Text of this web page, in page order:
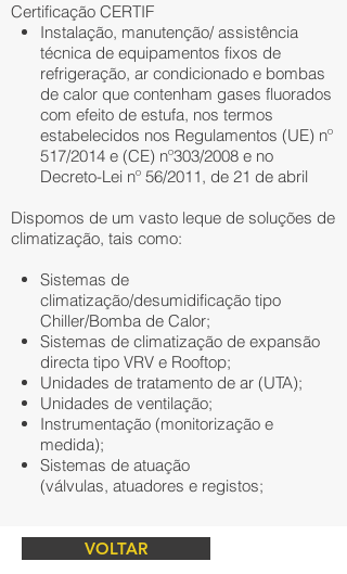
Certificação CERTIF
Instalação, manutenção/ assistência
técnica de equipamentos fixos de
refrigeração, ar condicionado e bombas
de calor que contenham gases fluorados
com efeito de estufa, nos termos
estabelecidos nos Regulamentos (UE) nº
517/2014 e (CE) nº303/2008 e no
Decreto-Lei nº 56/2011, de 21 de abril
Dispomos de um vasto leque de soluções de
climatização, tais como:
Sistemas de
climatização/desumidificação tipo
Chiller/Bomba de Calor;
Sistemas de climatização de expansão
directa tipo VRV e Rooftop;
Unidades de tratamento de ar (UTA);
Unidades de ventilação;
Instrumentação (monitorização e
medida);
Sistemas de atuação
(válvulas, atuadores e registos;
VOLTAR